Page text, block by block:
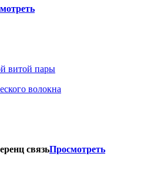
витой пары
волокна
связьПросмотреть